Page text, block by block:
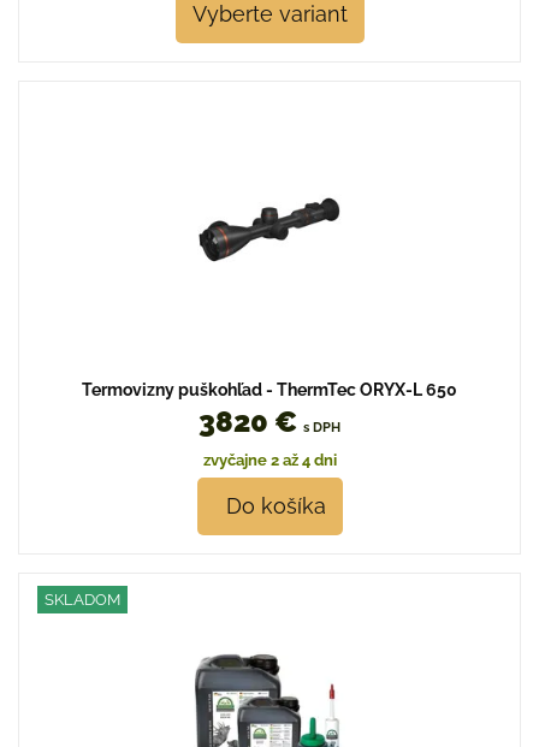
Vyberte variant
Termovizny puškohľad - ThermTec ORYX-L 650
3820 € s DPH
zvyčajne 2 až 4 dni
Do košíka
SKLADOM